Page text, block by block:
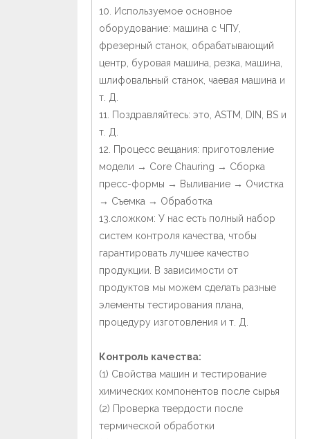
10. Используемое основное
оборудование: машина с ЧПУ,
фрезерный станок, обрабатывающий
центр, буровая машина, резка, машина,
шлифовальный станок, чаевая машина и
т. Д.
11. Поздравляйтесь: это, ASTM, DIN, BS и
т. Д.
12. Процесс вещания: приготовление
модели → Core Chauring → Сборка
пресс-формы → Выливание → Очистка
→ Съемка → Обработка
13.сложком: У нас есть полный набор
систем контроля качества, чтобы
гарантировать лучшее качество
продукции. В зависимости от
продуктов мы можем сделать разные
элементы тестирования плана,
процедуру изготовления и т. Д.
Контроль качества:
(1) Свойства машин и тестирование
химических компонентов после сырья
(2) Проверка твердости после
термической обработки